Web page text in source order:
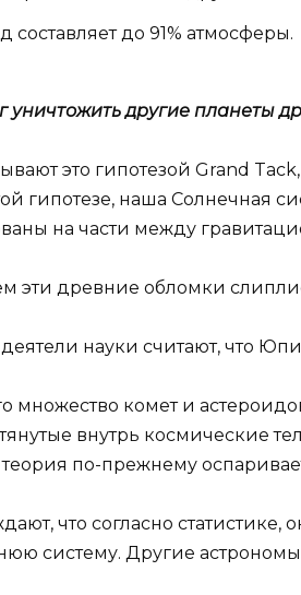
составляет до 91% атмосферы.
уничтожить другие планеты
это гипотезой Grand
гипотезе, наша Солнечная
на части между
эти древние обломки
науки считают, что
множество комет и
внутрь космические
по-прежнему
что согласно
систему. Другие